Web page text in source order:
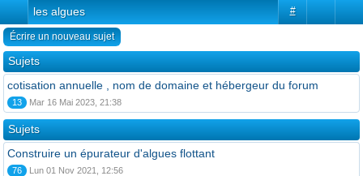
#
les algues
Écrire un nouveau sujet
Sujets
cotisation annuelle , nom de domaine et hébergeur du forum
13 Mar 16 Mai 2023, 21:38
Sujets
Construire un épurateur d'algues flottant
76 Lun 01 Nov 2021, 12:56